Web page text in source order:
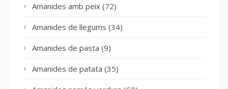
Amanides amb peix (72)
Amanides de llegums (34)
Amanides de pasta (9)
Amanides de patata (35)